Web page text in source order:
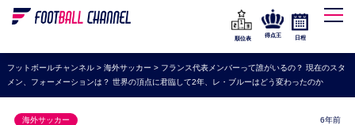
WEリーグ
海外サッカー
プレミアリーグ
ラ・リーガ
順位表
得点王 日程
フットボールチャンネル> 海外サッカー > フランス代表メンバーって誰がいるの？ 現在のスタ
メン、フォーメーションは？ 世界の頂点に君臨して2年、レ・ブルーはどう変わったのか
海外サッカー 6年前